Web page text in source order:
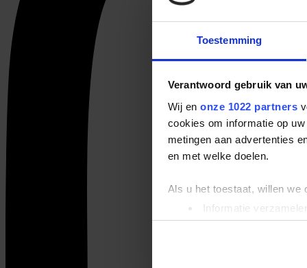
Toestemming
Verantwoord gebruik van
Wij en onze 1022 partners
cookies om informatie op
metingen aan advertenties
en met welke doelen.
Als u het toestaat, willen we
Informatie
Uw apparaat
Lees meer over hoe uw